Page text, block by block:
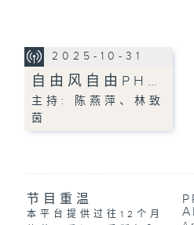
2025-10-31
自由风自由PH…
主持: 陈燕萍、林致
茵
节目重温
本平台提供过往12个月